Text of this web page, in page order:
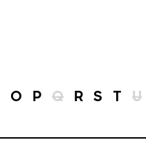
O P Q R S T U